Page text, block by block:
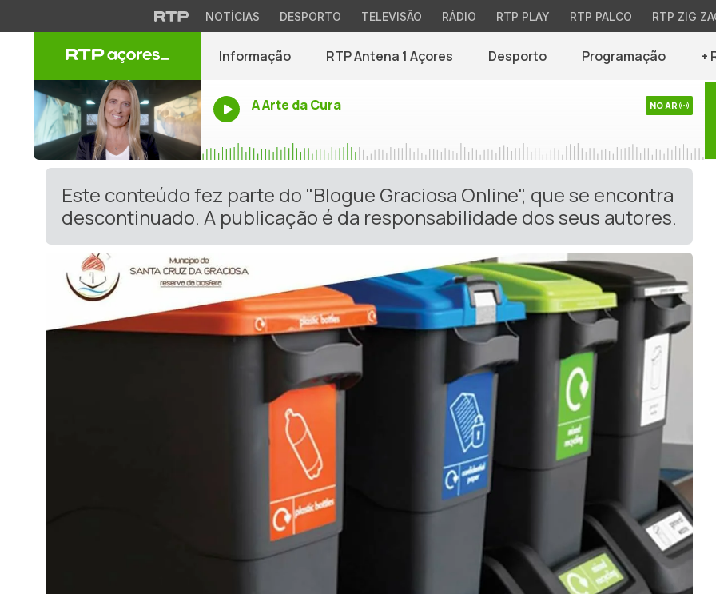
NOTÍCIAS DESPORTO TELEVISÃO RÁDIO RTP PLAY RTP PALCO RTP ZIG
Informação RTP Antena 1 Açores Desporto Programação +
A Arte da Cura NO AR
Este conteúdo fez parte do "Blogue Graciosa Online", que se encontra
descontinuado. A publicação é da responsabilidade dos seus autores.